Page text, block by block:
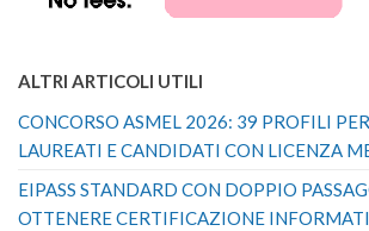
ALTRI ARTICOLI UTILI
CONCORSO ASMEL 2026: 39 PROFILI
LAUREATI E CANDIDATI CON LICENZA
EIPASS STANDARD CON DOPPIO
OTTENERE CERTIFICAZIONE